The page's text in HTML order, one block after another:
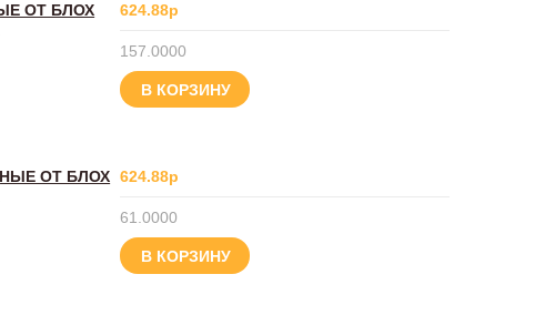
ОТ БЛОХ
624.88р
157.0000
В КОРЗИНУ
ОТ БЛОХ 624.88р
61.0000
В КОРЗИНУ